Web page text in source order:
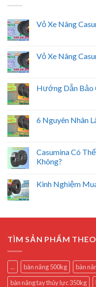
Vỏ Xe Nâng
Vỏ Xe Nâng
Hướng Dẫn Bảo
6 Nguyên Nhân
Casumina Có
Không?
Kinh Nghiệm
TÌM SẢN PHẨM
... bàn nâng 500kg
bàn
bàn nâng tay thủy lực 350kg